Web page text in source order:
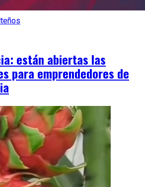
están abiertas las
para emprendedores de